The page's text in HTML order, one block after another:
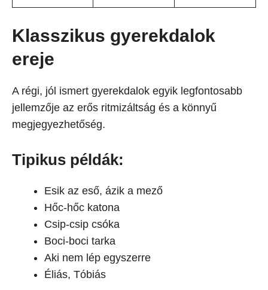
Klasszikus gyerekdalok
ereje
A régi, jól ismert gyerekdalok egyik legfontosabb
jellemzője az erős ritmizáltság és a könnyű
megjegyezhetőség.
Tipikus példák:
Esik az eső, ázik a mező
Hőc-hőc katona
Csip-csip csóka
Boci-boci tarka
Aki nem lép egyszerre
Éliás, Tóbiás